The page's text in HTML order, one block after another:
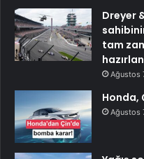
Dreyer
tam
Ağustos
Honda,
Ağustos